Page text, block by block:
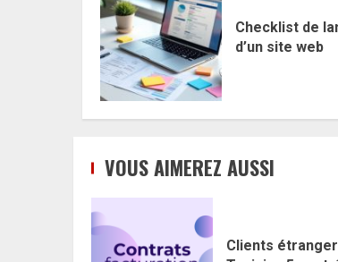
Checklist de
d’un site web
VOUS AIMEREZ AUSSI
Clients